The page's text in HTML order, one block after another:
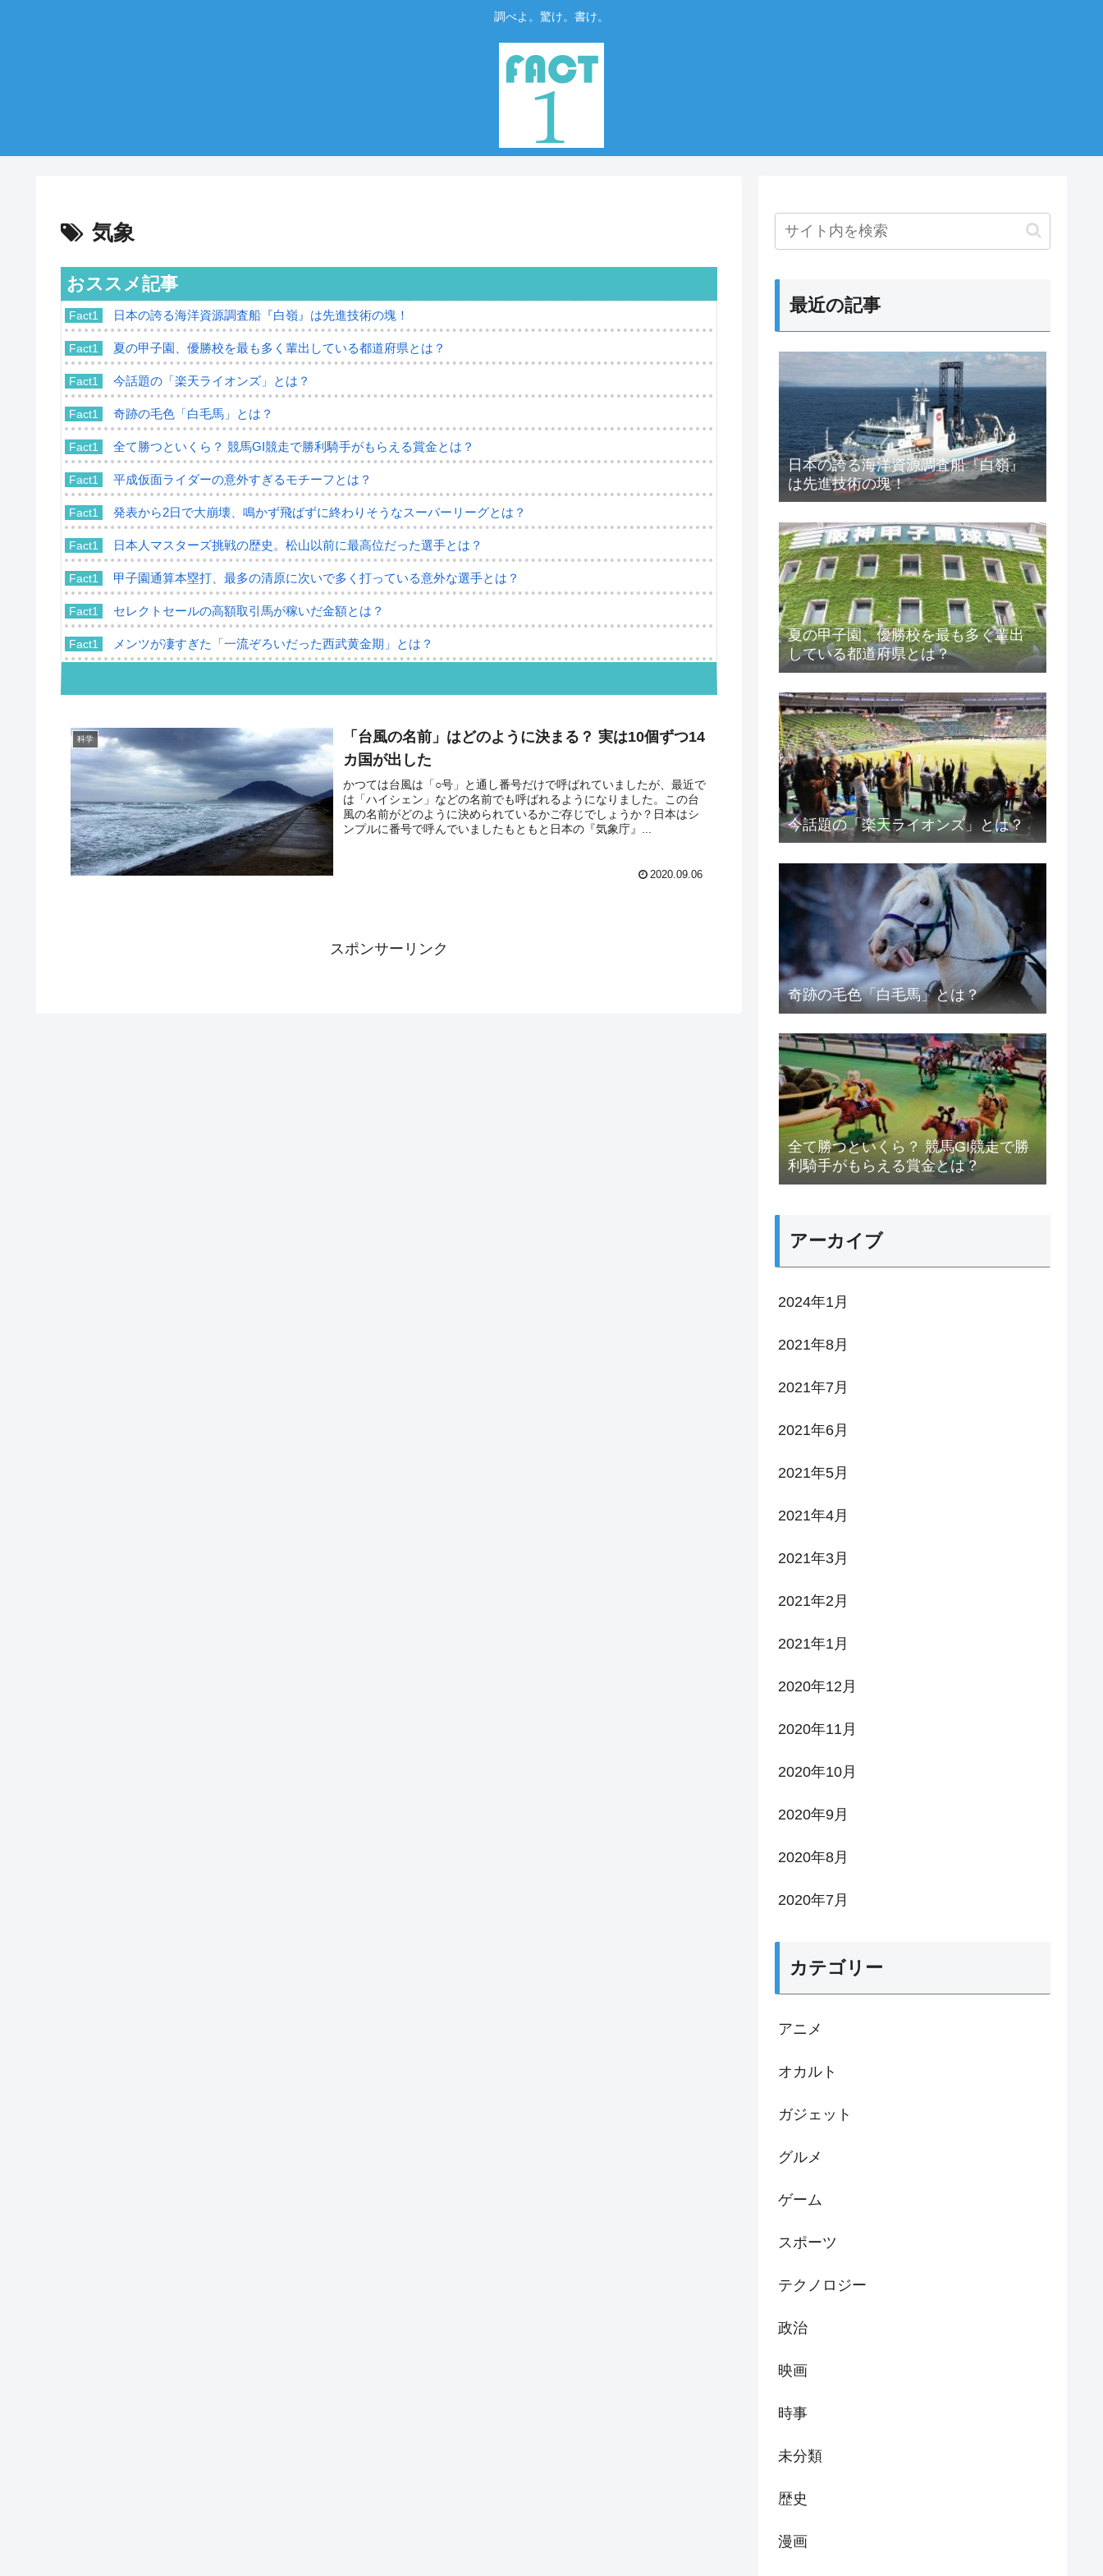
調べよ。驚け。書け。
気象
おススメ記事
Fact1 日本の誇る海洋資源調査船『白嶺』は先進技術の塊！
Fact1 夏の甲子園、優勝校を最も多く輩出している都道府県とは？
Fact1 今話題の「楽天ライオンズ」とは？
Fact1 奇跡の毛色「白毛馬」とは？
Fact1 全て勝つといくら？ 競馬GI競走で勝利騎手がもらえる賞金とは？
Fact1 平成仮面ライダーの意外すぎるモチーフとは？
Fact1 発表から2日で大崩壊、鳴かず飛ばずに終わりそうなスーパーリーグとは？
Fact1 日本人マスターズ挑戦の歴史。松山以前に最高位だった選手とは？
Fact1 甲子園通算本塁打、最多の清原に次いで多く打っている意外な選手とは？
Fact1 セレクトセールの高額取引馬が稼いだ金額とは？
Fact1 メンツが凄すぎた「一流ぞろいだった西武黄金期」とは？
Fact1 小学校の鉛筆はなぜ「2B」を推奨するのか？
Fact1 「シャンプーと間違えてリンスを出したときに取る行動」とは？
Fact1 【基礎】アメリカ合衆国民の85％はキリスト教徒
Fact1 「モヤシ」は優れた食品です！
Fact1 「ファミコンを買ってもらう時の親の口説き方」はどんなだった？
「非バスケ部が披露するスラムダンクの技」とは？
科学
「台風の名前」はどのように決まる？ 実は10個ずつ14
カ国が出した
かつては台風は「○号」と通し番号だけで呼ばれていましたが、最近で
は「ハイシェン」などの名前でも呼ばれるようになりました。この台
風の名前がどのように決められているかご存じでしょうか？日本はシ
ンプルに番号で呼んでいましたもともと日本の『気象庁』...
2020.09.06
スポンサーリンク
最近の記事
日本の誇る海洋資源調査船『白嶺』
は先進技術の塊！
夏の甲子園、優勝校を最も多く輩出
している都道府県とは？
今話題の「楽天ライオンズ」とは？
奇跡の毛色「白毛馬」とは？
全て勝つといくら？ 競馬GI競走で勝
利騎手がもらえる賞金とは？
アーカイブ
2024年1月
2021年8月
2021年7月
2021年6月
2021年5月
2021年4月
2021年3月
2021年2月
2021年1月
2020年12月
2020年11月
2020年10月
2020年9月
2020年8月
2020年7月
カテゴリー
アニメ
オカルト
ガジェット
グルメ
ゲーム
スポーツ
テクノロジー
政治
映画
時事
未分類
歴史
漫画